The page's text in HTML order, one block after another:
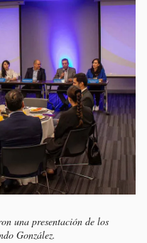
una presentación de los
González.